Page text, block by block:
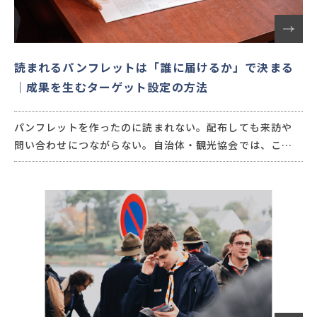
読まれるパンフレットは「誰に届けるか」で決まる
｜成果を生むターゲット設定の方法
パンフレットを作ったのに読まれない。配布しても来訪や
問い合わせにつながらない。自治体・観光協会では、こう
した悩みが少なくありません。原因の多くは、デザインで
本記事では、読まれるパンフレットをつくるためのターゲ
ット設定の考え方を、マーケティング視点でわかりやすく
解説します。